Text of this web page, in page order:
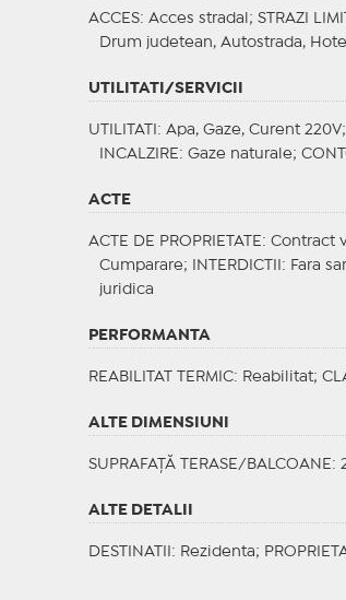
ACCES: Acces stradal; STRAZI
Drum judetean, Autostrada,
UTILITATI/SERVICII
UTILITATI : Apa, Gaze, Curent 220V;
INCALZIRE : Gaze naturale;
ACTE
ACTE DE PROPRIETATE : Contract
Cumparare;
INTERDICTII : Fara
juridica
PERFORMANTA
REABILITAT TERMIC: Reabilitat;
ALTE DIMENSIUNI
SUPRAFAȚĂ TERASE/BALCOANE:
ALTE DETALII
DESTINATII : Rezidenta;